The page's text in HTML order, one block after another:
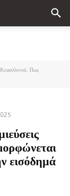
Κεφαλλονιά. Πως
εισόδημά